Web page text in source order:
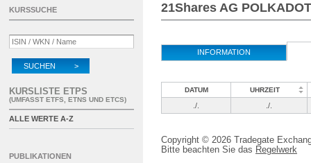
21Shares AG
INFORMATION
DATUM UHRZEIT
./. ./.
Copyright © 2026 Tradegate
Bitte beachten Sie das Regelwerk
KURSSUCHE
SUCHEN >
KURSLISTE ETPS
(UMFASST ETFS, ETNS UND ETCS)
ALLE WERTE A-Z
PUBLIKATIONEN